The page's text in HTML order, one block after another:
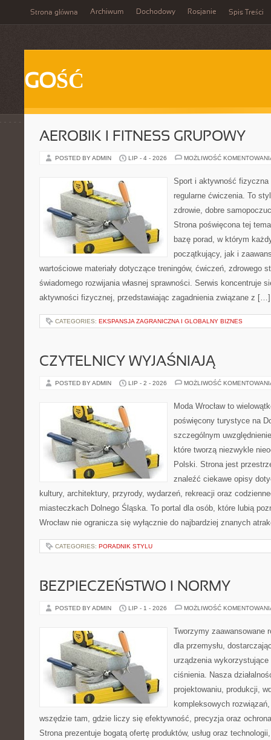
Strona główna Archiwum Dochodowy Rosjanie Spis Treści
GOŚĆ
AEROBIK I FITNESS GRUPOWY
POSTED BY ADMIN LIP - 4 - 2026 MOŻLIWOŚĆ
Sport i aktywność
regularne ćwiczenia. To
zdrowie, dobre
Strona poświęcona tej
bazę porad, w którym
początkujący, jak i
wartościowe materiały dotyczące treningów, ćwiczeń, zdrowego
świadomego rozwijania własnej sprawności. Serwis koncentruje
aktywności fizycznej, przedstawiając zagadnienia związane z […]
CATEGORIES: EKSPANSJA ZAGRANICZNA I GLOBALNY BIZNES
CZYTELNICY WYJAŚNIAJĄ
POSTED BY ADMIN LIP - 2 - 2026 MOŻLIWOŚĆ
Moda Wrocław to
poświęcony turystyce na
szczególnym
które tworzą niezwykle
Polski. Strona jest
znaleźć ciekawe opisy
kultury, architektury, przyrody, wydarzeń, rekreacji oraz
miasteczkach Dolnego Śląska. To portal dla osób, które lubią
Wrocław nie ogranicza się wyłącznie do najbardziej znanych
CATEGORIES: PORADNIK STYLU
BEZPIECZEŃSTWO I NORMY
POSTED BY ADMIN LIP - 1 - 2026 MOŻLIWOŚĆ
Tworzymy zaawansowane
dla przemysłu,
urządzenia
ciśnienia. Nasza
projektowaniu, produkcji,
kompleksowych
wszędzie tam, gdzie liczy się efektywność, precyzja oraz
Strona prezentuje bogatą ofertę produktów, usług oraz